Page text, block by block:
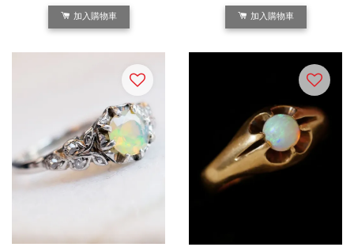
加入購物車 加入購物車